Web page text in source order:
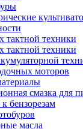
тактной техники
тактной техники
моторов
смазка для
бензорезам
масла